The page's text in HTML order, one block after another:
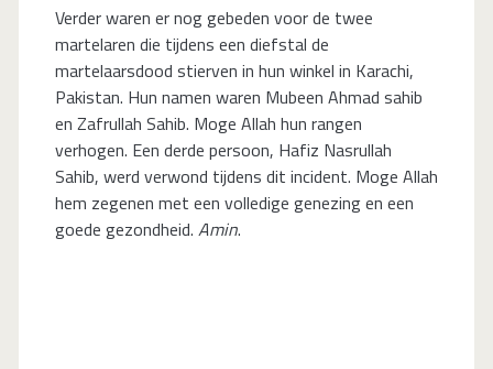
Verder waren er nog gebeden voor de twee
martelaren die tijdens een diefstal de
martelaarsdood stierven in hun winkel in Karachi,
Pakistan. Hun namen waren Mubeen Ahmad sahib
en Zafrullah Sahib. Moge Allah hun rangen
verhogen. Een derde persoon, Hafiz Nasrullah
Sahib, werd verwond tijdens dit incident. Moge Allah
hem zegenen met een volledige genezing en een
goede gezondheid. Amin.